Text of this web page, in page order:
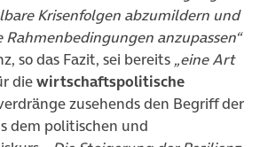
Krisenfolgen abzumildern und
anzupassen“
so das Fazit, sei bereits „eine Art
diewirtschaftspolitische
zusehends den Begriff der
dem politischen und